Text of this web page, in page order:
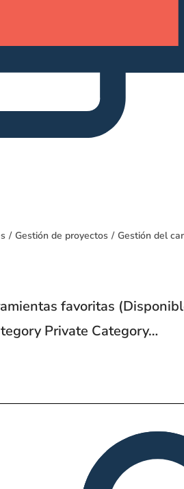
/ Gestión de proyectos / Gestión del
favoritas
Private Category…